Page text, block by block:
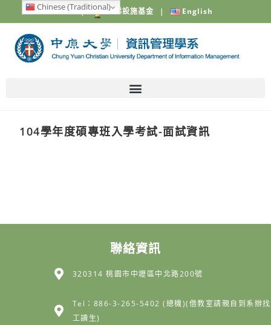
中原大學 | 電梯設施基金 | English
104學年度碩專班入學考試-面試資訊
聯絡資訊
320314 桃園市中壢區中北路200號
Tel：886-3-265-5402 (總機)(借教室請親自到系辦找
工讀生)
Chinese (Traditional)